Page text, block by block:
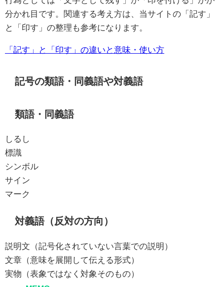
分かれ目です。関連する考え方は、当サイトの「記す」
と「印す」の整理も参考になります。
「記す」と「印す」の違いと意味・使い方
記号の類語・同義語や対義語
類語・同義語
しるし
標識
シンボル
サイン
マーク
対義語（反対の方向）
説明文（記号化されていない言葉での説明）
文章（意味を展開して伝える形式）
実物（表象ではなく対象そのもの）